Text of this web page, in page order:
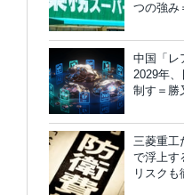
つの強み
中国「レ
2029年
制す＝勝
三菱重工
で浮上す
リスクも